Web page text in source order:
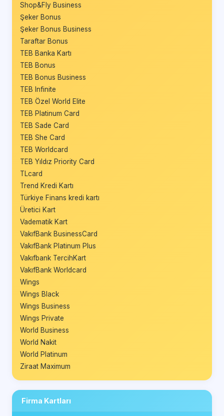
Shop&Fly Business
Şeker Bonus
Şeker Bonus Business
Taraftar Bonus
TEB Banka Kartı
TEB Bonus
TEB Bonus Business
TEB Infinite
TEB Özel World Elite
TEB Platinum Card
TEB Sade Card
TEB She Card
TEB Worldcard
TEB Yıldız Priority Card
TLcard
Trend Kredi Kartı
Türkiye Finans kredi kartı
Üretici Kart
Vadematik Kart
VakıfBank BusinessCard
VakıfBank Platinum Plus
Vakıfbank TercihKart
VakıfBank Worldcard
Wings
Wings Black
Wings Business
Wings Private
World Business
World Nakit
World Platinum
Ziraat Maximum
Firma Kartları